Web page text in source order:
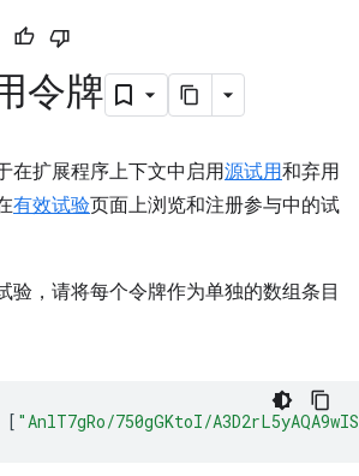
令牌
在扩展程序上下文中启用源试用和弃用
有效试验页面上浏览和注册参与中的试
验，请将每个令牌作为单独的数组条目
[ "AnlT7gRo/750gGKtoI/